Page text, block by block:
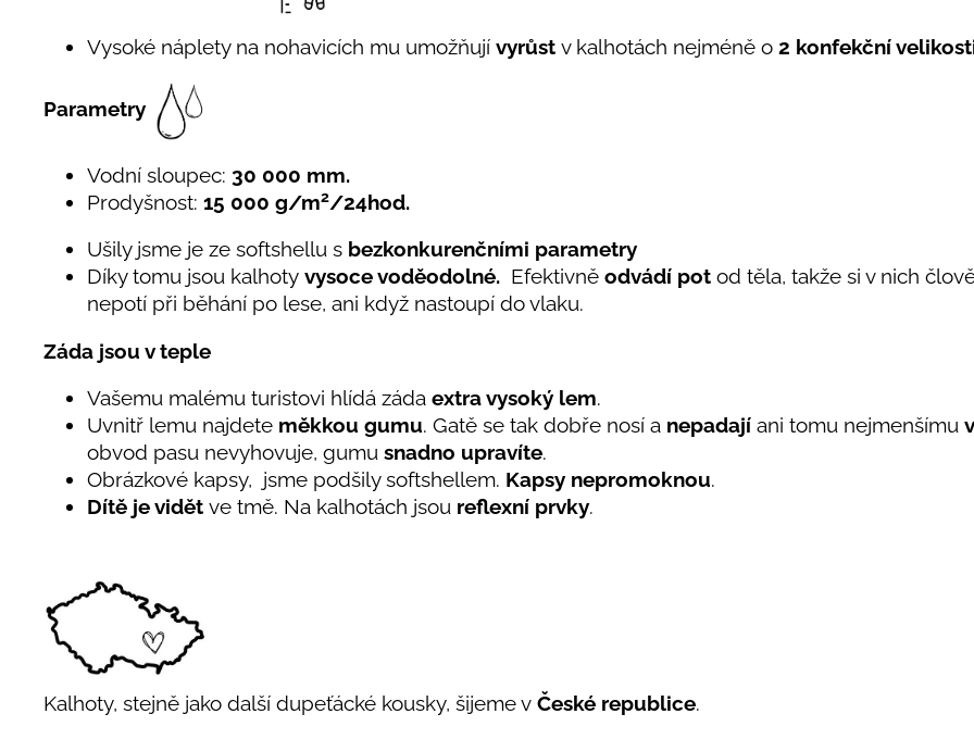
Vysoké náplety na nohavicích mu umožňují vyrůst v kalhotách nejméně o 2 konfekční
Parametry
Vodní sloupec: 30 000 mm.
Prodyšnost: 15 000 g/m2/24hod.
Ušily jsme je ze softshellu s bezkonkurenčními parametry
Díky tomu jsou kalhoty vysoce voděodolné. Efektivně odvádí pot od těla, takže si v nich
nepotí při běhání po lese, ani když nastoupí do vlaku.
Záda jsou v teple
Vašemu malému turistovi hlídá záda extra vysoký lem.
Uvnitř lemu najdete měkkou gumu. Gatě se tak dobře nosí a nepadají ani tomu nejmenšímu
obvod pasu nevyhovuje, gumu snadno upravíte.
Obrázkové kapsy, jsme podšily softshellem. Kapsy nepromoknou.
Dítě je vidět ve tmě. Na kalhotách jsou reflexní prvky.
Kalhoty, stejně jako další dupeťácké kousky, šijeme v České republice.